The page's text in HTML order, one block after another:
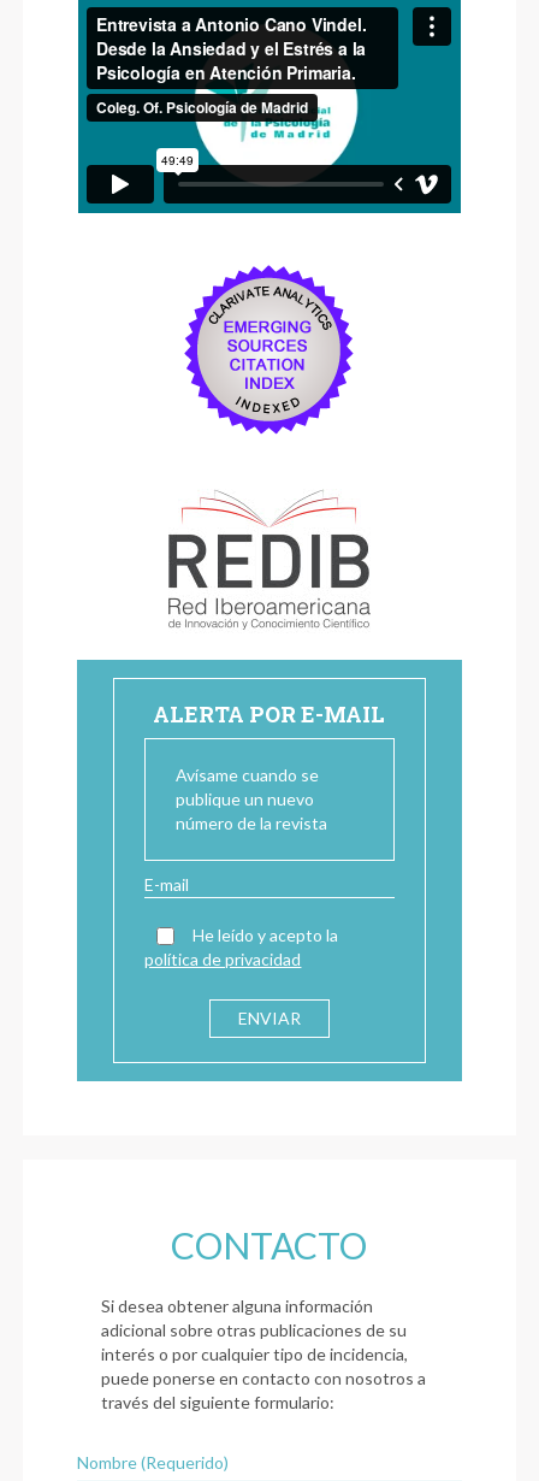
ALERTA POR E-MAIL
Avísame cuando se
publique un nuevo
número de la revista
He leído y acepto la
política de privacidad
CONTACTO
Si desea obtener alguna información
adicional sobre otras publicaciones de su
interés o por cualquier tipo de incidencia,
puede ponerse en contacto con nosotros a
través del siguiente formulario:
Nombre (Requerido)